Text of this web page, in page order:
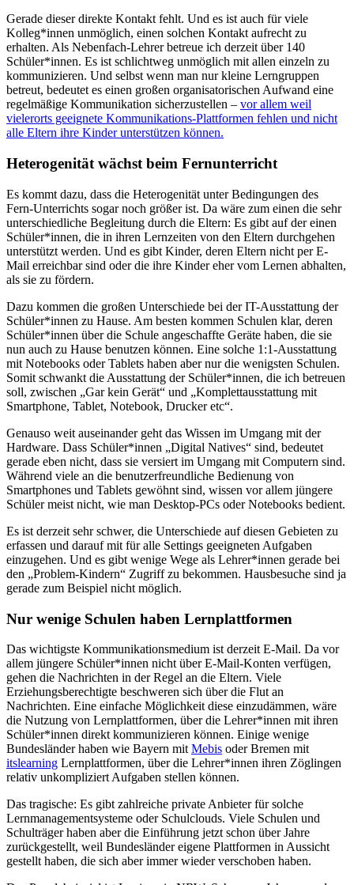
Gerade dieser direkte Kontakt fehlt. Und es ist auch für viele
Kolleg*innen unmöglich, einen solchen Kontakt aufrecht zu
erhalten. Als Nebenfach-Lehrer betreue ich derzeit über 140
Schüler*innen. Es ist schlichtweg unmöglich mit allen einzeln zu
kommunizieren. Und selbst wenn man nur kleine Lerngruppen
betreut, bedeutet es einen großen organisatorischen Aufwand eine
regelmäßige Kommunikation sicherzustellen – vor allem weil
vielerorts geeignete Kommunikations-Plattformen fehlen und nicht
alle Eltern ihre Kinder unterstützen können.
Heterogenität wächst beim Fernunterricht
Es kommt dazu, dass die Heterogenität unter Bedingungen des
Fern-Unterrichts sogar noch größer ist. Da wäre zum einen die sehr
unterschiedliche Begleitung durch die Eltern: Es gibt auf der einen
Schüler*innen, die in ihren Lernzeiten von den Eltern durchgehen
unterstützt werden. Und es gibt Kinder, deren Eltern nicht per E-
Mail erreichbar sind oder die ihre Kinder eher vom Lernen abhalten,
als sie zu fördern.
Dazu kommen die großen Unterschiede bei der IT-Ausstattung der
Schüler*innen zu Hause. Am besten kommen Schulen klar, deren
Schüler*innen über die Schule angeschaffte Geräte haben, die sie
nun auch zu Hause benutzen können. Eine solche 1:1-Ausstattung
mit Notebooks oder Tablets haben aber nur die wenigsten Schulen.
Somit schwankt die Ausstattung der Schüler*innen, die ich betreuen
soll, zwischen „Gar kein Gerät“ und „Komplettausstattung mit
Smartphone, Tablet, Notebook, Drucker etc“.
Genauso weit auseinander geht das Wissen im Umgang mit der
Hardware. Dass Schüler*innen „Digital Natives“ sind, bedeutet
gerade eben nicht, dass sie versiert im Umgang mit Computern sind.
Während viele an die benutzerfreundliche Bedienung von
Smartphones und Tablets gewöhnt sind, wissen vor allem jüngere
Schüler meist nicht, wie man Desktop-PCs oder Notebooks bedient.
Es ist derzeit sehr schwer, die Unterschiede auf diesen Gebieten zu
erfassen und darauf mit für alle Settings geeigneten Aufgaben
einzugehen. Und es gibt wenige Wege als Lehrer*innen gerade bei
den „Problem-Kindern“ Zugriff zu bekommen. Hausbesuche sind ja
gerade zum Beispiel nicht möglich.
Nur wenige Schulen haben Lernplattformen
Das wichtigste Kommunikationsmedium ist derzeit E-Mail. Da vor
allem jüngere Schüler*innen nicht über E-Mail-Konten verfügen,
gehen die Nachrichten in der Regel an die Eltern. Viele
Erziehungsberechtigte beschweren sich über die Flut an
Nachrichten. Eine einfache Möglichkeit diese einzudämmen, wäre
die Nutzung von Lernplattformen, über die Lehrer*innen mit ihren
Schüler*innen direkt kommunizieren können. Einige wenige
Bundesländer haben wie Bayern mit Mebis oder Bremen mit
itslearning Lernplattformen, über die Lehrer*innen ihren Zöglingen
relativ unkompliziert Aufgaben stellen können.
Das tragische: Es gibt zahlreiche private Anbieter für solche
Lernmanagementsysteme oder Schulclouds. Viele Schulen und
Schulträger haben aber die Einführung jetzt schon über Jahre
zurückgestellt, weil Bundesländer eigene Plattformen in Aussicht
gestellt haben, die sich aber immer wieder verschoben haben.